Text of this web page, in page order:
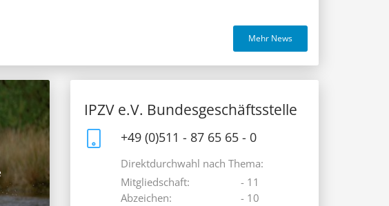
Mehr News
IPZV e.V. Bundesgeschäftsstelle
+49 (0)511 - 87 65 65 - 0
Direktdurchwahl nach Thema:
Mitgliedschaft:
Abzeichen:
- 11
- 10